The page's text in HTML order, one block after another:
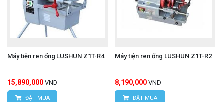
Máy tiện ren ống LUSHUN Z1T-R4
15,890,000 VND
ĐẶT MUA
Máy tiện ren ống LUSHUN Z1T-R2
8,190,000 VND
ĐẶT MUA